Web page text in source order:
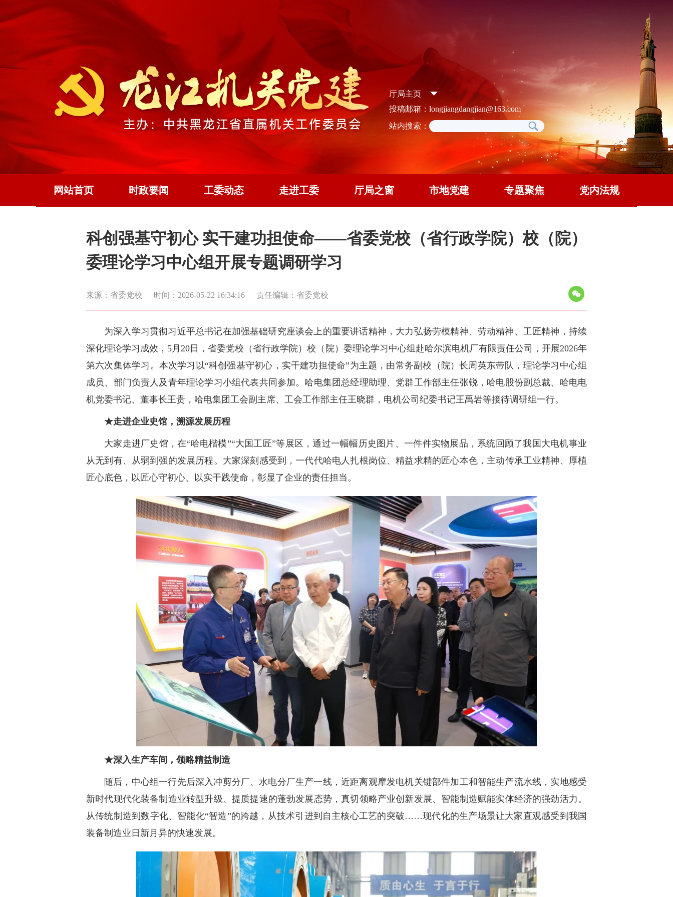
厅局主页
投稿邮箱：longjiangdangjian@163.com
站内搜索：
网站首页 时政要闻 工委动态 走进工委 厅局之窗 市地党建 专题聚焦 党内法规
科创强基守初心 实干建功担使命——省委党校（省行政学院）校（院）
委理论学习中心组开展专题调研学习
来源：省委党校 时间：2026-05-22 16:34:16 责任编辑：省委党校
为深入学习贯彻习近平总书记在加强基础研究座谈会上的重要讲话精神，大力弘扬劳模精神、劳动精神、工匠精神，持续
深化理论学习成效，5月20日，省委党校（省行政学院）校（院）委理论学习中心组赴哈尔滨电机厂有限责任公司，开展2026年
第六次集体学习。本次学习以“科创强基守初心，实干建功担使命”为主题，由常务副校（院）长周英东带队，理论学习中心组
成员、部门负责人及青年理论学习小组代表共同参加。哈电集团总经理助理、党群工作部主任张锐，哈电股份副总裁、哈电电
机党委书记、董事长王贵，哈电集团工会副主席、工会工作部主任王晓群，电机公司纪委书记王禹岩等接待调研组一行。
★走进企业史馆，溯源发展历程
大家走进厂史馆，在“哈电楷模”“大国工匠”等展区，通过一幅幅历史图片、一件件实物展品，系统回顾了我国大电机事业
从无到有、从弱到强的发展历程。大家深刻感受到，一代代哈电人扎根岗位、精益求精的匠心本色，主动传承工业精神、厚植
匠心底色，以匠心守初心、以实干践使命，彰显了企业的责任担当。
★深入生产车间，领略精益制造
随后，中心组一行先后深入冲剪分厂、水电分厂生产一线，近距离观摩发电机关键部件加工和智能生产流水线，实地感受
新时代现代化装备制造业转型升级、提质提速的蓬勃发展态势，真切领略产业创新发展、智能制造赋能实体经济的强劲活力。
从传统制造到数字化、智能化“智造”的跨越，从技术引进到自主核心工艺的突破……现代化的生产场景让大家直观感受到我国
装备制造业日新月异的快速发展。